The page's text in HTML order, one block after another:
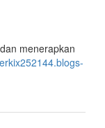
menerapkan